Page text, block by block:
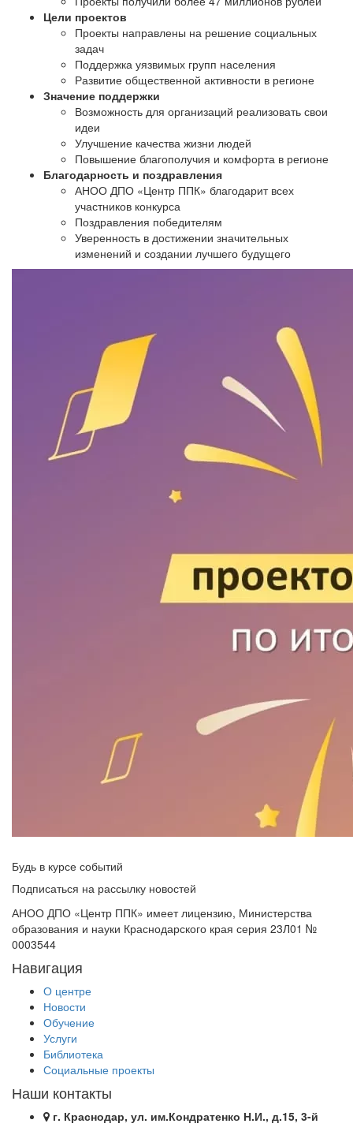
Цели проектов
Проекты направлены на решение социальных
задач
Поддержка уязвимых групп населения
Развитие общественной активности в регионе
Значение поддержки
Возможность для организаций реализовать свои
идеи
Улучшение качества жизни людей
Повышение благополучия и комфорта в регионе
Благодарность и поздравления
АНОО ДПО «Центр ППК» благодарит всех
участников конкурса
Поздравления победителям
Уверенность в достижении значительных
изменений и создании лучшего будущего
Будь в курсе событий
Подписаться на рассылку новостей
АНОО ДПО «Центр ППК» имеет лицензию, Министерства
образования и науки Краснодарского края серия 23Л01 №
0003544
Навигация
О центре
Новости
Обучение
Услуги
Библиотека
Социальные проекты
Наши контакты
г. Краснодар, ул. им.Кондратенко Н.И., д.15, 3-й